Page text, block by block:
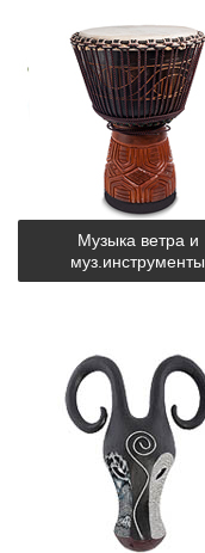
Музыка ветра и
муз.инструменты